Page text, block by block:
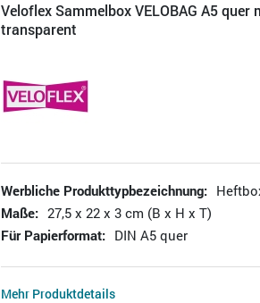
Veloflex Sammelbox VELOBAG A5 quer
transparent
Werbliche Produkttypbezeichnung:
Maße: 27,5 x 22 x 3 cm (B x H x T)
Für Papierformat: DIN A5 quer
Mehr Produktdetails